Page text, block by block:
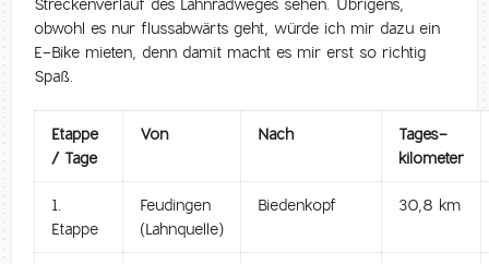
Streckenverlauf des Lahnradweges sehen. Übrigens,
obwohl es nur flussabwärts geht, würde ich mir dazu ein
E-Bike mieten, denn damit macht es mir erst so richtig
Spaß.
Etappe
/ Tage
Von Nach
Tages-
kilometer
1.
Etappe
Feudingen
(Lahnquelle)
Biedenkopf 30,8 km